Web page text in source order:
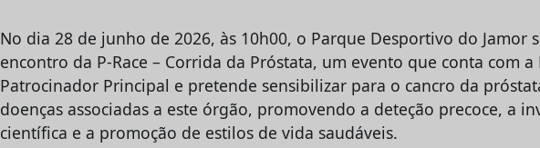
No dia 28 de junho de 2026, às 10h00, o Parque Desportivo do Jamor
encontro da P-Race – Corrida da Próstata, um evento que conta com a
Patrocinador Principal e pretende sensibilizar para o cancro da
doenças associadas a este órgão, promovendo a deteção precoce, a
científica e a promoção de estilos de vida saudáveis.